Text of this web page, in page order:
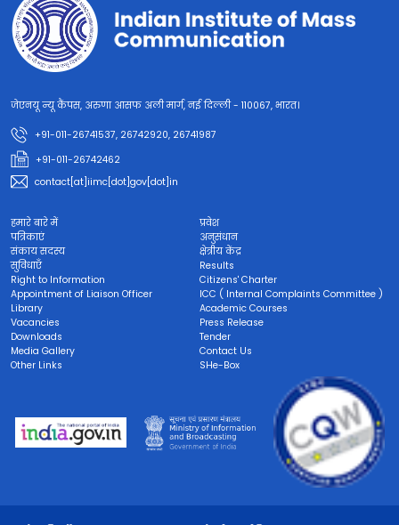
जेएनयू न्यू कैंपस, अरुणा आसफ अली मार्ग, नई दिल्ली - 110067, भारत।
+91-011-26741537, 26742920, 26741987
+91-011-26742462
contact[at]iimc[dot]gov[dot]in
हमारे बारे में
प्रवेश
पत्रिकाएं
अनुसंधान
संकाय सदस्य
क्षेत्रीय केंद्र
सुविधाएँ
Results
Right to Information
Citizens' Charter
Appointment of Liaison Officer
ICC ( Internal Complaints Committee )
Library
Academic Courses
Vacancies
Press Release
Downloads
Tender
Media Gallery
Contact Us
Other Links
SHe-Box